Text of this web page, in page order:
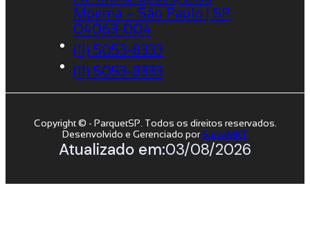
Moema – São Paulo | SP,
04063-004
(11) 5053-8333
(11) 5053-8333
Copyright © - ParquetSP. Todos os direitos reservados.
Desenvolvido e Gerenciado porSuryaMKT
Atualizado em:03/08/2026